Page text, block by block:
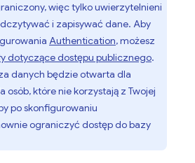
więc tylko uwierzytelnieni
i zapisywać dane. Aby
Authentication, możesz
dotyczące dostępu publicznego.
danych będzie otwarta dla
osób, które nie korzystają z Twojej
po skonfigurowaniu
ograniczyć dostęp do bazy